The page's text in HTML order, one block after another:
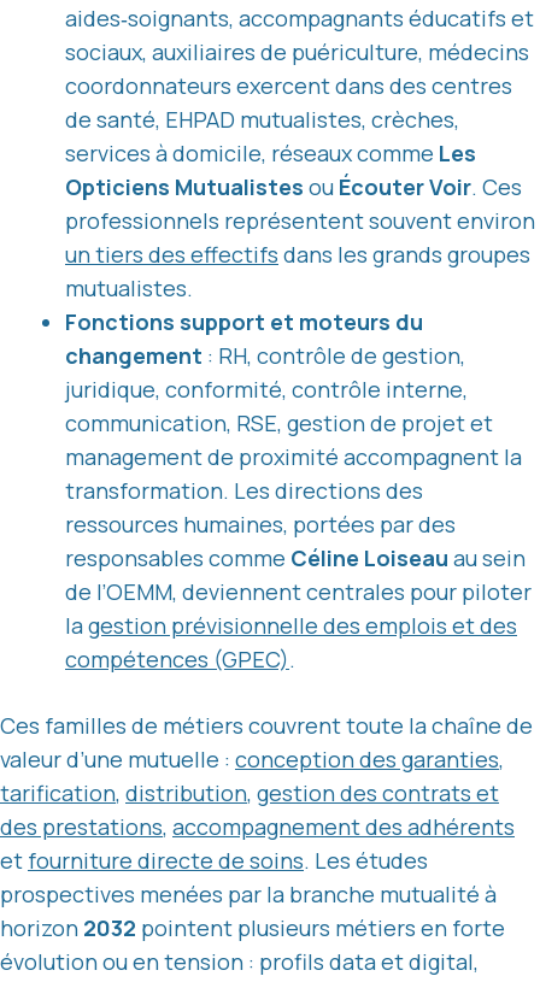
aides‑soignants, accompagnants éducatifs et
sociaux, auxiliaires de puériculture, médecins
coordonnateurs exercent dans des centres
de santé, EHPAD mutualistes, crèches,
services à domicile, réseaux comme Les
Opticiens Mutualistes ou Écouter Voir. Ces
professionnels représentent souvent environ
un tiers des effectifs dans les grands groupes
mutualistes.
Fonctions support et moteurs du
changement : RH, contrôle de gestion,
juridique, conformité, contrôle interne,
communication, RSE, gestion de projet et
management de proximité accompagnent la
transformation. Les directions des
ressources humaines, portées par des
responsables comme Céline Loiseau au sein
de l’OEMM, deviennent centrales pour piloter
lagestion prévisionnelle des emplois et des
compétences (GPEC).
Ces familles de métiers couvrent toute la chaîne de
valeur d’une mutuelle : conception des garanties,
tarification, distribution, gestion des contrats et
des prestations, accompagnement des adhérents
et fourniture directe de soins. Les études
prospectives menées par la branche mutualité à
horizon 2032 pointent plusieurs métiers en forte
évolution ou en tension : profils data et digital,